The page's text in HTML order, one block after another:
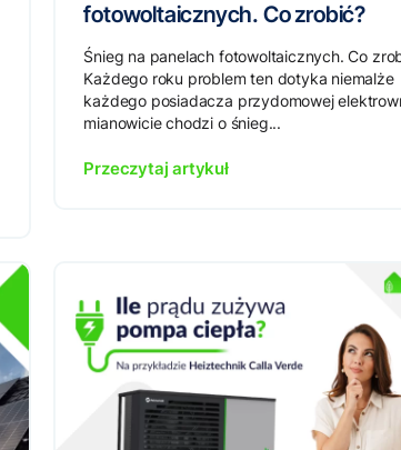
fotowoltaicznych. Co zrobić?
Śnieg na panelach fotowoltaicznych. Co
Każdego roku problem ten dotyka niemalże
każdego posiadacza przydomowej
mianowicie chodzi o śnieg...
Przeczytaj artykuł